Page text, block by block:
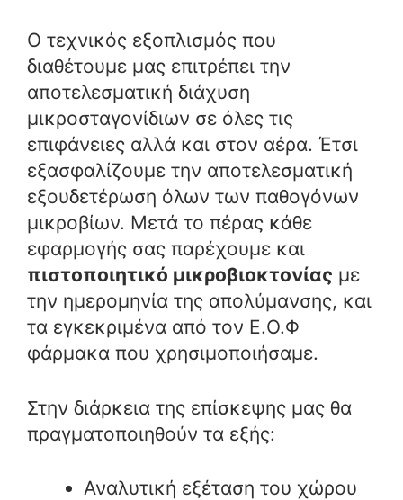
Ο τεχνικός εξοπλισμός που
διαθέτουμε μας επιτρέπει την
αποτελεσματική διάχυση
μικροσταγονίδιων σε όλες τις
επιφάνειες αλλά και στον αέρα. Έτσι
εξασφαλίζουμε την αποτελεσματική
εξουδετέρωση όλων των παθογόνων
μικροβίων. Μετά το πέρας κάθε
εφαρμογής σας παρέχουμε και
πιστοποιητικό μικροβιοκτονίας με
την ημερομηνία της απολύμανσης, και
τα εγκεκριμένα από τον Ε.Ο.Φ
φάρμακα που χρησιμοποιήσαμε.
Στην διάρκεια της επίσκεψης μας θα
πραγματοποιηθούν τα εξής:
Αναλυτική εξέταση του χώρου